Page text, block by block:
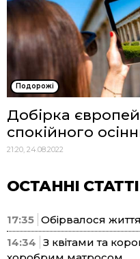
Подорожі
Добірка
спокійного
21:20, 24.08.2022
ОСТАННІ СТАТТІ
17:35 Обірвалося
14:34 З квітами та